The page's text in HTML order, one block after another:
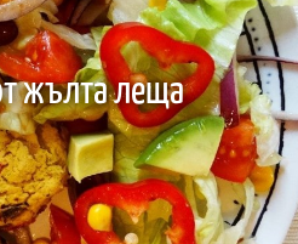
жълта леща